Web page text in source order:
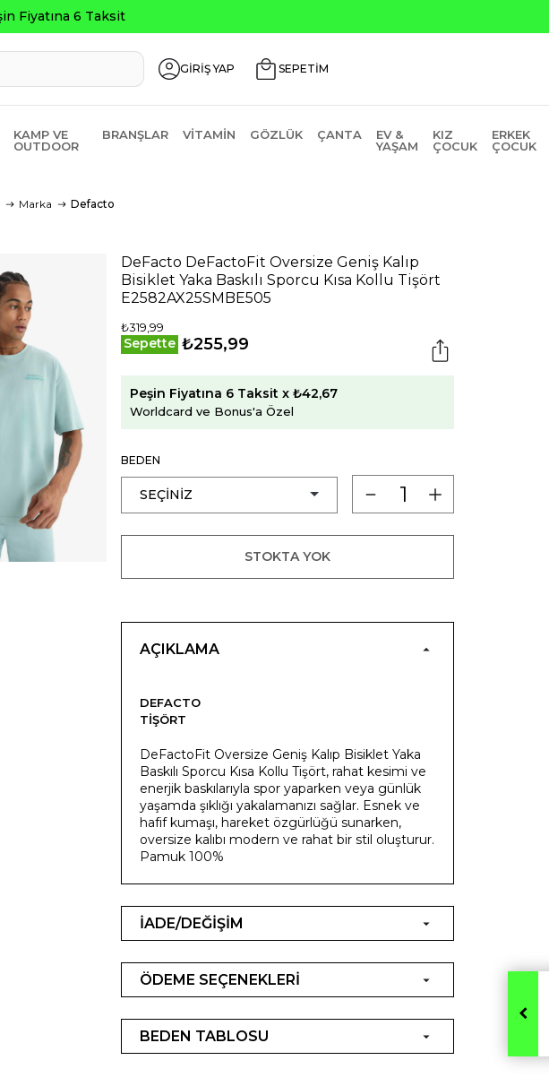
Seçili Ürünlerde ₺2000 Üzeri ₺200 İndirim Kodu: AGUSTOS200
GİRİŞ YAP SEPETİM
KAMP VE
OUTDOOR
BRANŞLAR VITAMIN GÖZLÜK ÇANTA
EV &
YAŞAM
KIZ
ÇOCUK
ERKEK
ÇOCUK
Marka Defacto
DeFacto DeFactoFit Oversize Geniş Kalıp
Bisiklet Yaka Baskılı Sporcu Kısa Kollu Tişört
E2582AX25SMBE505
₺319,99
Sepette ₺255,99
Peşin Fiyatına 6 Taksit x ₺42,67
Worldcard ve Bonus'a Özel
BEDEN
STOKTA YOK
AÇIKLAMA
DEFACTO
TIŞÖRT
DeFactoFit Oversize Geniş Kalıp Bisiklet Yaka
Baskılı Sporcu Kısa Kollu Tişört, rahat kesimi ve
enerjik baskılarıyla spor yaparken veya günlük
yaşamda şıklığı yakalamanızı sağlar. Esnek ve
hafif kumaşı, hareket özgürlüğü sunarken,
oversize kalıbı modern ve rahat bir stil oluşturur.
Pamuk 100%
İADE/DEĞİŞİM
ÖDEME SEÇENEKLERİ
BEDEN TABLOSU